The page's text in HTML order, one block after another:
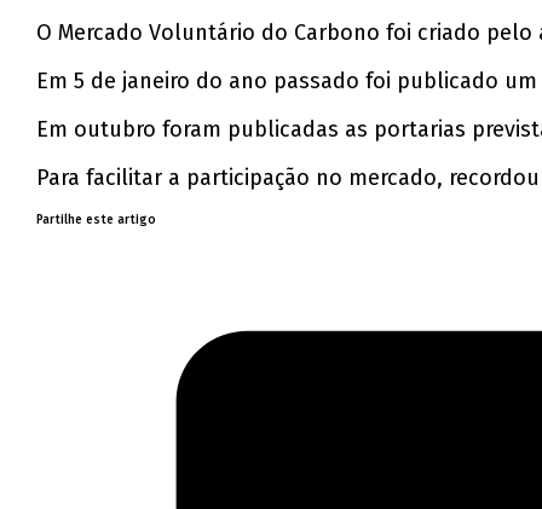
O Mercado Voluntário do Carbono foi criado
Em 5 de janeiro do ano passado foi publicado
Em outubro foram publicadas as portarias
Para facilitar a participação no mercado,
Partilhe este artigo